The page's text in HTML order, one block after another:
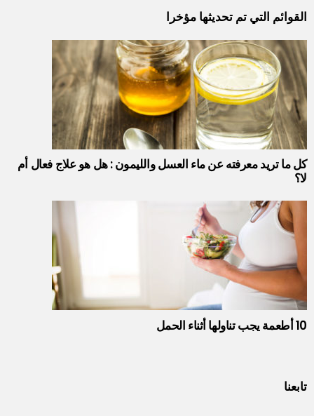
القوائم التي تم تحديثها مؤخرا
كل ما تريد معرفته عن ماء العسل والليمون : هل هو علاج فعال أم
لا؟
10 أطعمة يجب تناولها أثناء الحمل
تابعنا